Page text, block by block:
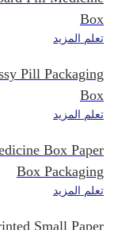
Box
تعلم المزيد
Pill Packaging
Box
تعلم المزيد
Box Paper
Box Packaging
تعلم المزيد
Small Paper